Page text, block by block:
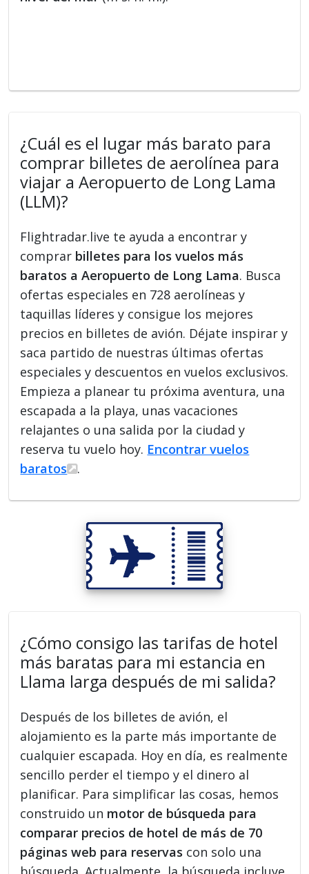
¿Cuál es el lugar más barato para
comprar billetes de aerolínea para
viajar a Aeropuerto de Long Lama
(LLM)?
Flightradar.live te ayuda a encontrar y
comprar billetes para los vuelos más
baratos a Aeropuerto de Long Lama. Busca
ofertas especiales en 728 aerolíneas y
taquillas líderes y consigue los mejores
precios en billetes de avión. Déjate inspirar y
saca partido de nuestras últimas ofertas
especiales y descuentos en vuelos exclusivos.
Empieza a planear tu próxima aventura, una
escapada a la playa, unas vacaciones
relajantes o una salida por la ciudad y
reserva tu vuelo hoy. Encontrar vuelos
baratos
.
¿Cómo consigo las tarifas de hotel
más baratas para mi estancia en
Llama larga después de mi salida?
Después de los billetes de avión, el
alojamiento es la parte más importante de
cualquier escapada. Hoy en día, es realmente
sencillo perder el tiempo y el dinero al
planificar. Para simplificar las cosas, hemos
construido un motor de búsqueda para
comparar precios de hotel de más de 70
páginas web para reservas con solo una